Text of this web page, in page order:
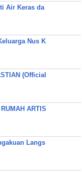
Air Keras da
Nus K
(Official
ARTIS
Langs